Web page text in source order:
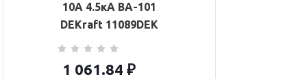
10А 4.5кА ВА-101
DEKraft 11089DEK
1 061.84 ₽